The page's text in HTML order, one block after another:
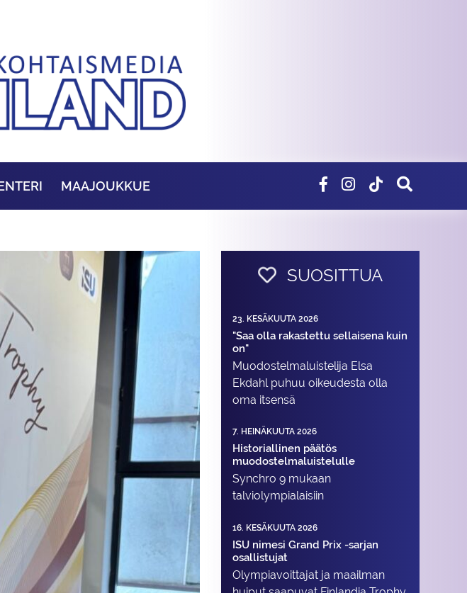
MAAJOUKKUE
SUOSITTUA
23. KESÄKUUTA 2026
"Saa olla rakastettu sellaisena kuin
on"
Muodostelma­luistelija Elsa
Ekdahl puhuu oikeudesta olla
oma itsensä
7. HEINÄKUUTA 2026
Historiallinen päätös
muodostelmaluistelulle
Synchro 9 mukaan
talviolympialaisiin
16. KESÄKUUTA 2026
ISU nimesi Grand Prix -sarjan
osallistujat
Olympiavoittajat ja maailman